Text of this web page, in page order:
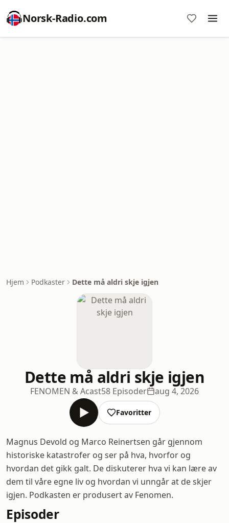
Norsk-Radio.com
Hjem Podkaster Dette må aldri skje igjen
Dette må aldri skje igjen
FENOMEN & Acast58 Episoder aug 4, 2026
Favoritter
Magnus Devold og Marco Reinertsen går gjennom
historiske katastrofer og ser på hva, hvorfor og
hvordan det gikk galt. De diskuterer hva vi kan lære av
dem til våre egne liv og hvordan vi unngår at de skjer
igjen. Podkasten er produsert av Fenomen.
Episoder